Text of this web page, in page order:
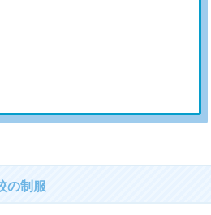
の制服